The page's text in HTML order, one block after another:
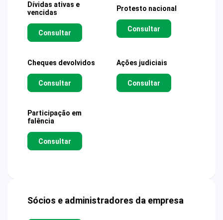
Dívidas ativas e
vencidas
Consultar
Protesto nacional
Consultar
Cheques devolvidos
Consultar
Ações judiciais
Consultar
Participação em
falência
Consultar
Sócios e administradores da empresa